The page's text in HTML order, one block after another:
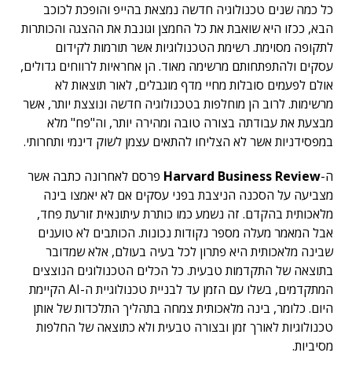
כל כמה שנים טכנולוגיה חדשה נמצאת בהייפ והופכת לכוכב
הבא, ככזו היא שואבת את כל החמצן וגונבת את ההצגה והכותרות
לתקופה מסוימת. רשימת הטכנולוגיות אשר תורמות לקידום
עסקים ולהתפתחותם מרשימה מאוד. הן אחראיות לרווחים גדולים,
אולם לפעמים סובלות מחיי מדף מוגבלים, לאור תוצאות לא
מרשימות. לרוב הן מוחלפות בטכנולוגיה חדשה ונוצצת יותר, אשר
מבצעת את עבודתה בצורה טובה ומהירה יותר, וה"פח" מלא
במפסידניות אשר לא הצליחו להתאים עצמן לשוק דינמי ותחרותי.
ה-Harvard Business Review פרסם לאחרונה כתבה אשר
מצביעה על הסכנה הניצבת בפני עסקים אם לא יאמצו בינה
מלאכותית בהקדם. זה נשמע כמו כותרת עיתונאית זורעת פחד,
אבל המאמר מעלה מספר נקודות נכונות. הכותבים לא טוענים
שבינה מלאכותית היא פתרון לכל בעיה בעולם, אלא שמדובר
בתוצאה של התקדמות טבעית. כל הכלים הטכנולוגים הנוצצים
המתקדמים, בשלו עם הזמן עד לבניית טכנולוגיית ה-AI הקיימת
היום. כלומר, בינה מלאכותית צמחה בתהליך התלכדות של אותן
טכנולוגיות לאורך זמן ובצורה טבעית ולא כתוצאה של החלפות
מסיביות.